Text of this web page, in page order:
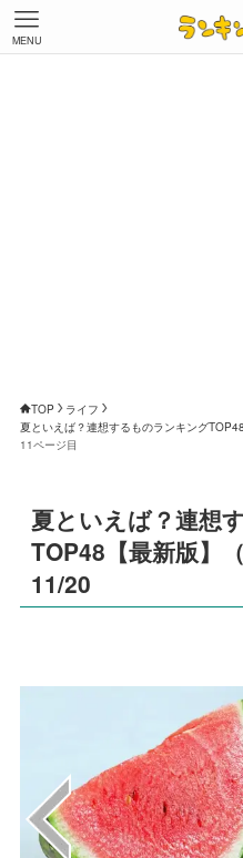
MENU
TOP
ライフ
夏といえば？連想するものランキング
11ページ目
夏といえば？連想
TOP48【最新版】
11/20